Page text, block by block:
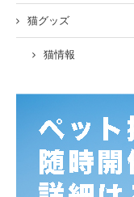
猫グッズ
猫情報